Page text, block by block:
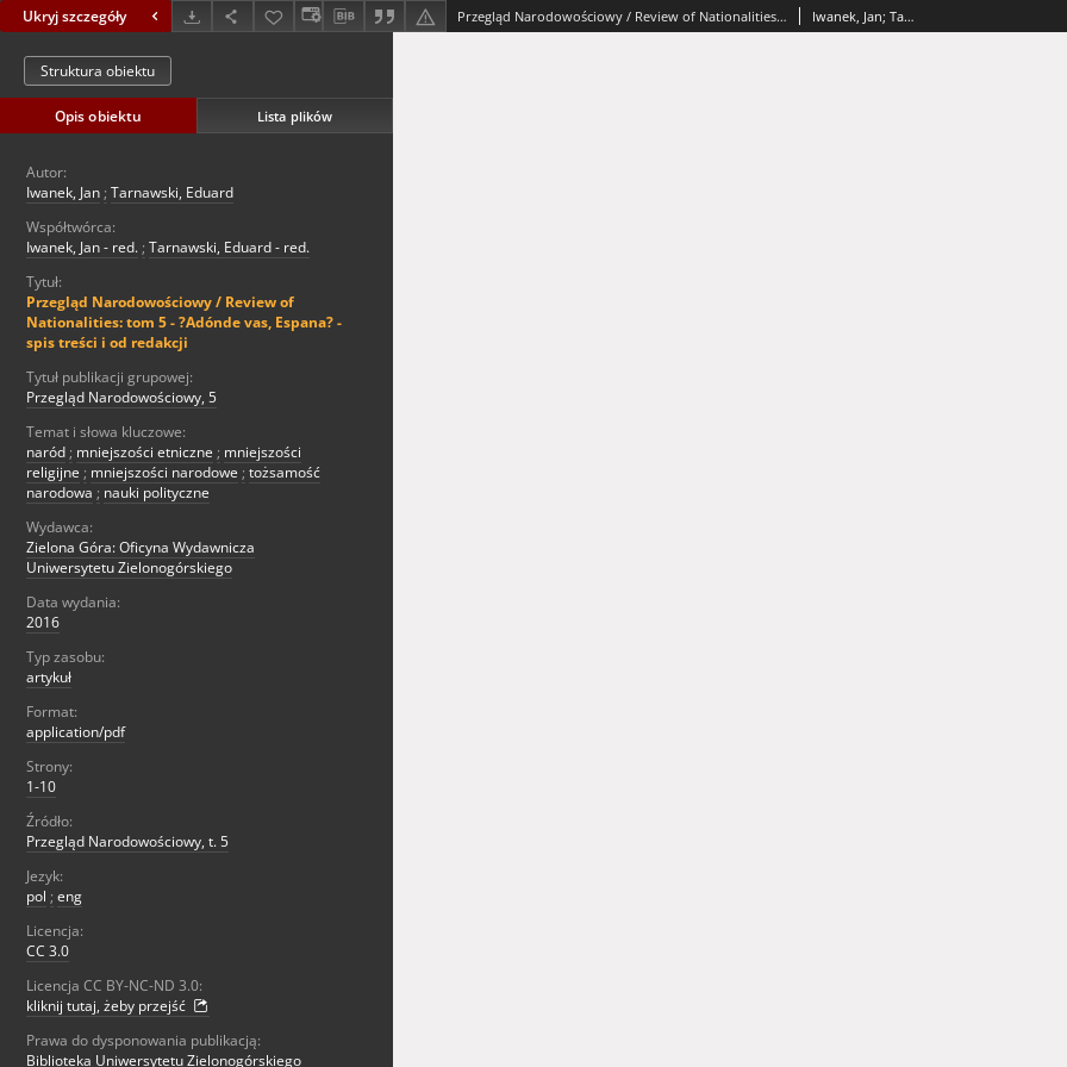
Ukryj szczegóły Przegląd Narodowościowy / Review of Nationalities: tom 5 - ?Adónde vas, Espana? - spis treści i od redakcji Iwanek, Jan; Tarnawski, Eduard
Struktura obiektu
Opis obiektu Lista plików
Autor:
Iwanek, Jan ; Tarnawski, Eduard
Współtwórca:
Iwanek, Jan - red. ; Tarnawski, Eduard - red.
Tytuł:
Przegląd Narodowościowy / Review of
Nationalities: tom 5 - ?Adónde vas, Espana? -
spis treści i od redakcji
Tytuł publikacji grupowej:
Przegląd Narodowościowy, 5
Temat i słowa kluczowe:
naród ; mniejszości etniczne ; mniejszości
religijne ; mniejszości narodowe ; tożsamość
narodowa ; nauki polityczne
Wydawca:
Zielona Góra: Oficyna Wydawnicza
Uniwersytetu Zielonogórskiego
Data wydania:
2016
Typ zasobu:
artykuł
Format:
application/pdf
Strony:
1-10
Źródło:
Przegląd Narodowościowy, t. 5
Jezyk:
pol ; eng
Licencja:
CC 3.0
Licencja CC BY-NC-ND 3.0:
kliknij tutaj, żeby przejść
Prawa do dysponowania publikacją:
Biblioteka Uniwersytetu Zielonogórskiego